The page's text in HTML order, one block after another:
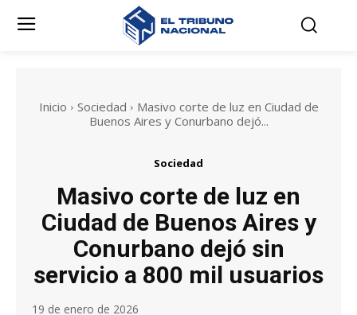
Inicio Sociedad
Masivo corte de luz en Ciudad de
Buenos Aires y Conurbano dejó...
Sociedad
Masivo corte de luz en
Ciudad de Buenos Aires y
Conurbano dejó sin
servicio a 800 mil usuarios
19 de enero de 2026